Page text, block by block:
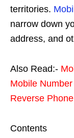
territories.
narrow down
address, and
Also Read:-
Mobile
Reverse
Contents